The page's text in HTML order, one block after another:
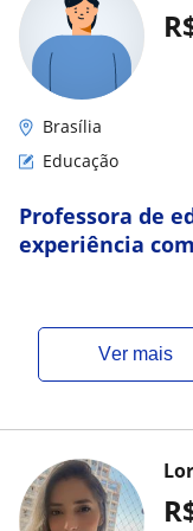
Brasília
Educação
Professora de
experiência
ver mais